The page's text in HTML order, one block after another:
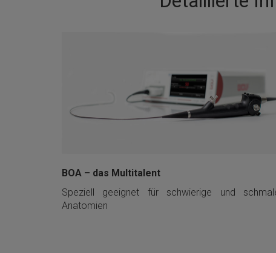
BOA – das Multitalent
Speziell geeignet für schwierige und
Anatomien